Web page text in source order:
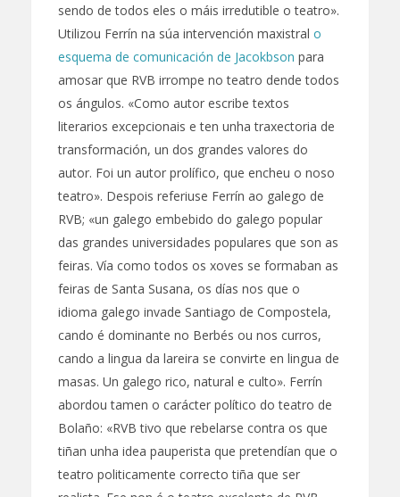
sendo de todos eles o máis irredutible o teatro».
Utilizou Ferrín na súa intervención maxistral o
esquema de comunicación de Jacokbson para
amosar que RVB irrompe no teatro dende todos
os ángulos. «Como autor escribe textos
literarios excepcionais e ten unha traxectoria de
transformación, un dos grandes valores do
autor. Foi un autor prolífico, que encheu o noso
teatro». Despois referiuse Ferrín ao galego de
RVB; «un galego embebido do galego popular
das grandes universidades populares que son as
feiras. Vía como todos os xoves se formaban as
feiras de Santa Susana, os días nos que o
idioma galego invade Santiago de Compostela,
cando é dominante no Berbés ou nos curros,
cando a lingua da lareira se convirte en lingua de
masas. Un galego rico, natural e culto». Ferrín
abordou tamen o carácter político do teatro de
Bolaño: «RVB tivo que rebelarse contra os que
tiñan unha idea pauperista que pretendían que o
teatro politicamente correcto tiña que ser